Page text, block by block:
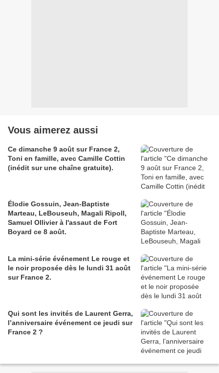
Vous aimerez aussi
Ce dimanche 9 août sur France 2,
Toni en famille, avec Camille Cottin
(inédit sur une chaîne gratuite).
Élodie Gossuin, Jean-Baptiste
Marteau, LeBouseuh, Magali Ripoll,
Samuel Ollivier à l'assaut de Fort
Boyard ce 8 août.
La mini-série événement Le rouge et
le noir proposée dès le lundi 31 août
sur France 2.
Qui sont les invités de Laurent Gerra,
l’anniversaire événement ce jeudi sur
France 2 ?